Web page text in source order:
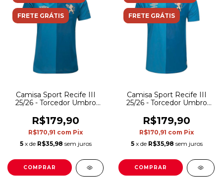
FRETE GRÁTIS
Camisa Sport Recife III
25/26 - Torcedor Umbro
R$179,90
R$170,91 com Pix
5 x de R$35,98 sem juros
COMPRAR
FRETE GRÁTIS
Camisa Sport Recife III
25/26 - Torcedor Umbro
R$179,90
R$170,91 com Pix
5 x de R$35,98 sem juros
COMPRAR